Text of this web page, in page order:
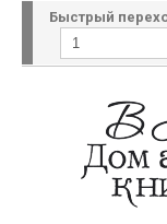
Быстрый